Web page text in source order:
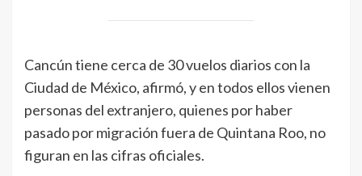
Cancún tiene cerca de 30 vuelos diarios con la
Ciudad de México, afirmó, y en todos ellos vienen
personas del extranjero, quienes por haber
pasado por migración fuera de Quintana Roo, no
figuran en las cifras oficiales.